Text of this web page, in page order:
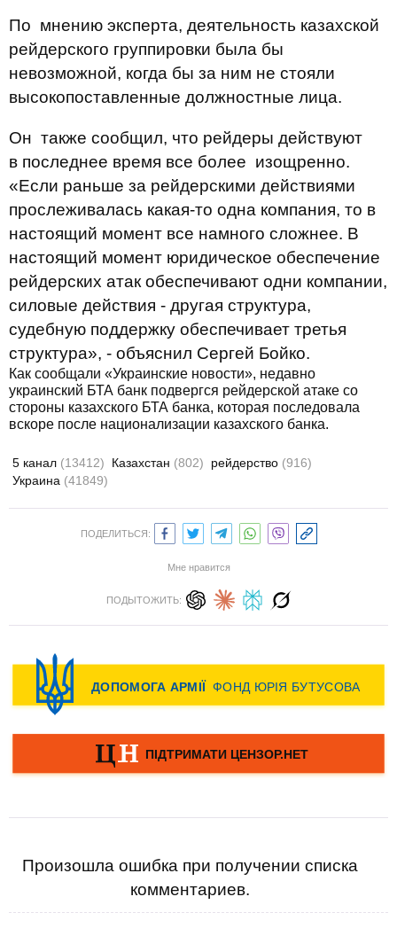
По мнению эксперта, деятельность казахской
рейдерского группировки была бы
невозможной, когда бы за ним не стояли
высокопоставленные должностные лица.
Он также сообщил, что рейдеры действуют
в последнее время все более изощренно.
«Если раньше за рейдерскими действиями
прослеживалась какая-то одна компания, то в
настоящий момент все намного сложнее. В
настоящий момент юридическое обеспечение
рейдерских атак обеспечивают одни компании,
силовые действия - другая структура,
судебную поддержку обеспечивает третья
структура», - объяснил Сергей Бойко.
Как сообщали «Украинские новости», недавно
украинский БТА банк подвергся рейдерской атаке со
стороны казахского БТА банка, которая последовала
вскоре после национализации казахского банка.
5 канал (13412) Казахстан (802) рейдерство (916)
Украина (41849)
ПОДЕЛИТЬСЯ:
Мне нравится
ПОДЫТОЖИТЬ:
Произошла ошибка при получении списка
комментариев.